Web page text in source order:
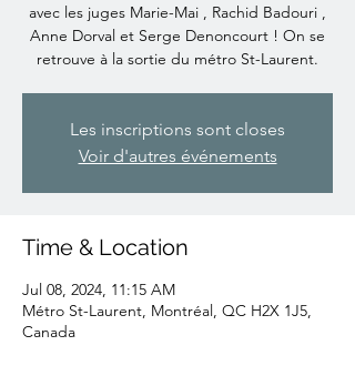
avec les juges Marie-Mai , Rachid Badouri ,
Anne Dorval et Serge Denoncourt ! On se
retrouve à la sortie du métro St-Laurent.
Les inscriptions sont closes
Voir d'autres événements
Time & Location
Jul 08, 2024, 11:15 AM
Métro St-Laurent, Montréal, QC H2X 1J5,
Canada